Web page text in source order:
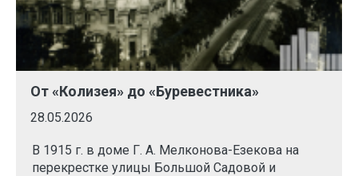
От «Колизея» до «Буревестника»
28.05.2026
В 1915 г. в доме Г. А. Мелконова-Езекова на
перекрестке улицы Большой Садовой и